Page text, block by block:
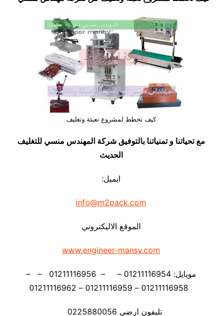
كيف تخطط لمشروع تعبئة وتغليف
مع تحياتنا و تمنياتنا بالتوفيق شركة المهندس منسي للتغليف
الحديث
ايميل:
info@m2pack.com
الموقع الاليكتروني
www.engineer-mansy.com
موبايل: 01211116954 – – 01211116956 – –
تليفون ارضي 0225880056